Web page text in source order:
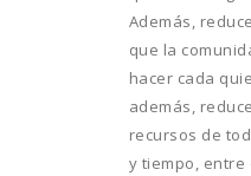
Además,
que la
hacer cada
además,
recursos de
y tiempo, entre